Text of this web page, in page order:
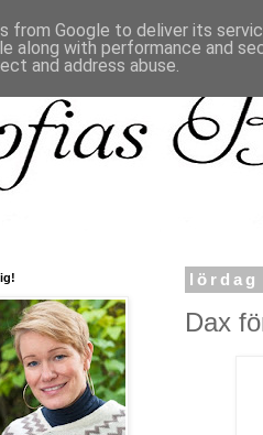
Dax
from Google to deliver its
along with performance and
and address abuse.